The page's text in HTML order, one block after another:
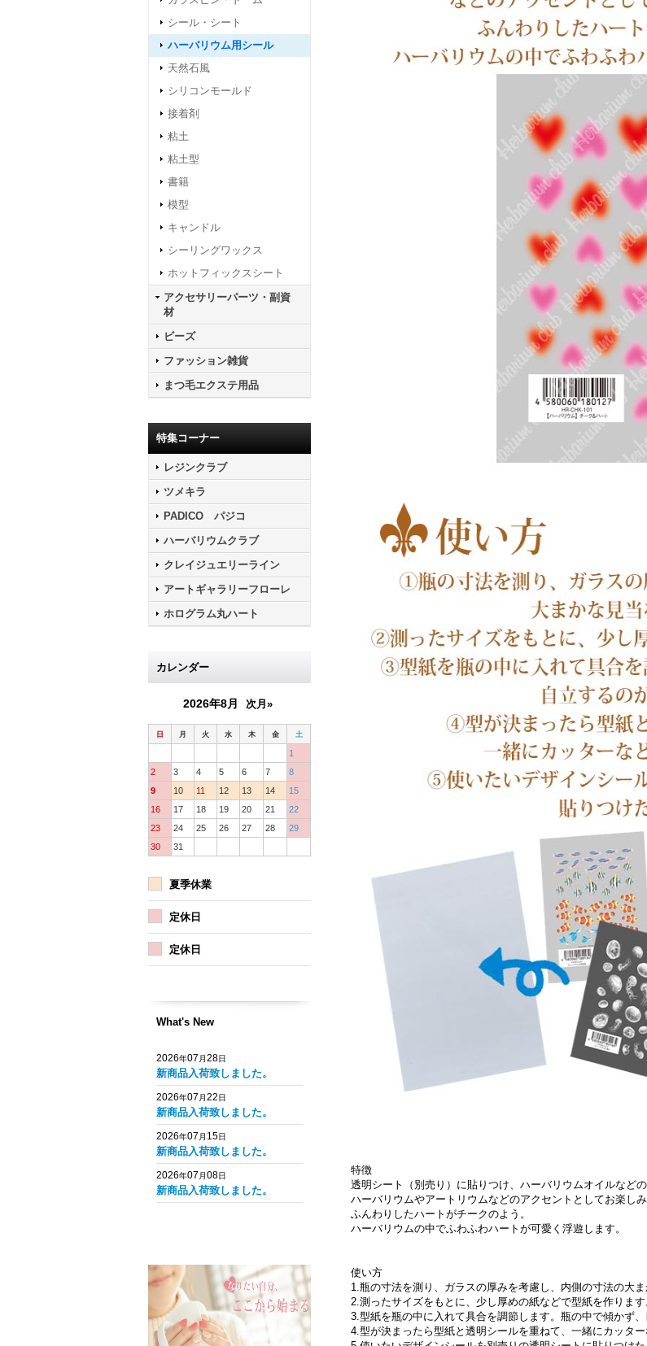
シール・シート
ハーバリウム用シール
天然石風
シリコンモールド
接着剤
粘土
粘土型
書籍
模型
キャンドル
シーリングワックス
ホットフィックスシート
アクセサリーパーツ・副資
材
ビーズ
ファッション雑貨
まつ毛エクステ用品
特集コーナー
レジンクラブ
ツメキラ
PADICO パジコ
ハーバリウムクラブ
クレイジュエリーライン
アートギャラリーフローレ
ホログラム丸ハート
カレンダー
2026年8月 次月»
日 月 火 水 木 金 土
1
2
3 4 5 6 7
8
9
10 11 12 13 14
15
16
17 18 19 20 21
22
23
24 25 26 27 28
29
30
31
夏季休業
定休日
定休日
What's New
2026年07 月28日
新商品入荷致しました。
2026年07 月22日
新商品入荷致しました。
2026年07 月 15日
新商品入荷致しました。
2026年07 月08日
新商品入荷致しました。
特徴
透明シート（別売り）に貼りつけ、ハーバリウムオイルなど
ハーバリウムやアートリウムなどのアクセントとしてお楽しみ
ふんわりしたハートがチークのよう。
ハーバリウムの中でふわふわハートが可愛く浮遊します。
使い方
1.瓶の寸法を測り、ガラスの厚みを考慮し、内側の寸法の大ま
2.測ったサイズをもとに、少し厚めの紙などで型紙を作ります
3.型紙を瓶の中に入れて具合を調節します。瓶の中で傾かず、
4.型が決まったら型紙と透明シールを重ねて、一緒にカッター